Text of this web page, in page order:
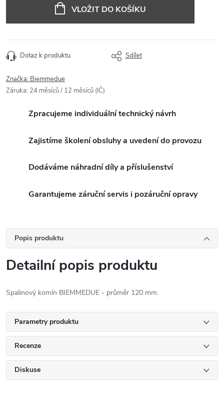
VLOŽIT DO KOŠÍKU
Dotaz k produktu Sdílet
Značka: Biemmedue
Záruka: 24 měsíců / 12 měsíců (IČ)
Zpracujeme individuální technický návrh
Zajistíme školení obsluhy a uvedení do provozu
Dodáváme náhradní díly a příslušenství
Garantujeme záruční servis i pozáruční opravy
Popis produktu
Detailní popis produktu
Spalinový komín BIEMMEDUE - průměr 120 mm.
Parametry produktu
Recenze
Diskuse